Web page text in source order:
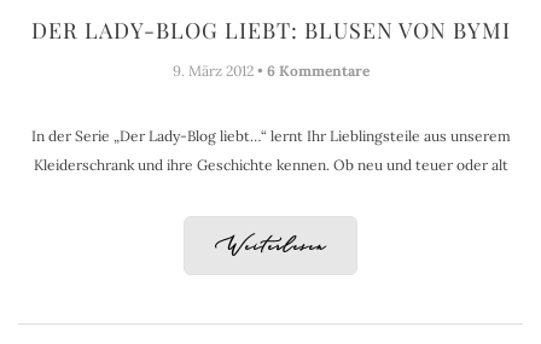
DER LADY-BLOG LIEBT: BLUSEN VON BYMI
9. März 2012 • 6 Kommentare
In der Serie „Der Lady-Blog liebt…“ lernt Ihr Lieblingsteile aus unserem
Kleiderschrank und ihre Geschichte kennen. Ob neu und teuer oder alt
Weiterlesen